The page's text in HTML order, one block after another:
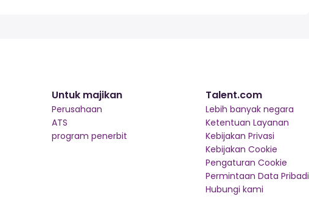
Untuk majikan
Perusahaan
ATS
program penerbit
Talent.com
Lebih banyak negara
Ketentuan Layanan
Kebijakan Privasi
Kebijakan Cookie
Pengaturan Cookie
Permintaan Data Pribadi
Hubungi kami